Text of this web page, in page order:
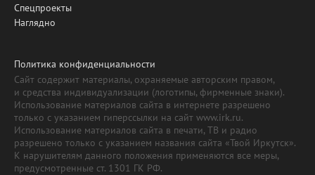
Спецпроекты
Наглядно
Политика конфиденциальности
Сайт содержит материалы, охраняемые авторским правом,
и средства индивидуализации (логотипы, фирменные знаки).
Использование материалов сайта в интернете разрешено
только с указанием гиперссылки на сайт www.irk.ru.
Использование материалов сайта в печати, ТВ и радио
разрешено только с указанием названия сайта «Твой Иркутск».
К нарушителям данного положения применяются все меры,
предусмотренные ст. 1301 ГК РФ.